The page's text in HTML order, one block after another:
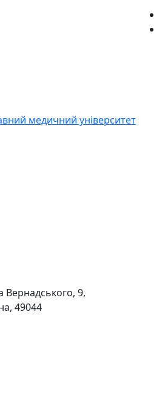
медичний університет
Вернадського, 9,
49044